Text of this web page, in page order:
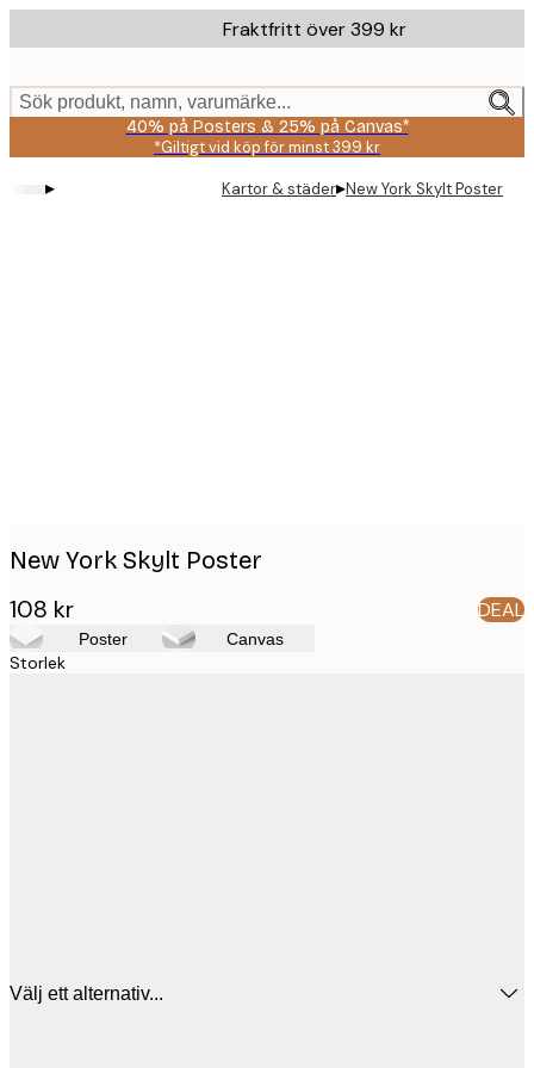
to
content.
Fraktfritt över 399 kr
Sök produkt, namn, varumärke...
40% på Posters & 25% på Canvas*
*Giltigt vid köp för minst 399 kr
▸ Kartor & städer▸New York Skylt Poster
New York Skylt Poster
108 kr DEAL
Poster Canvas
Storlek
Välj ett alternativ...